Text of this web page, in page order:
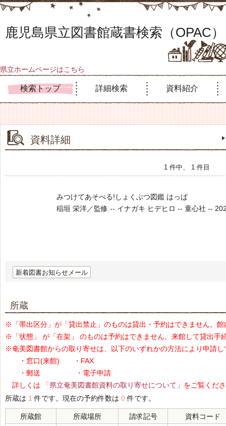
鹿児島県立図書館蔵書検索（OPAC）
県立ホームページはこちら
検索トップ 詳細検索 資料紹介
資料詳細
1 件中、 1 件目
みつけてあそべる!しょくぶつ図鑑 はっぱ
稲垣 栄洋／監修 -- イナガキ ヒデヒロ -- 童心社 --
新着図書お知らせメール
所蔵
※「帯出区分」が「貸出禁止」のものは貸出・予約はできません。
※「状態」 が「在架」 のものは予約はできません。来館して貸出手
※奄美図書館からの取り寄せは、以下のいずれかの方法により申請し
・窓口(来館) ・FAX
・郵送 ・電子申請
詳しくは
「県立奄美図書館資料の取り寄せについて」 をご覧くだ
所蔵は 1 件です。現在の予約件数は 0件です。
所蔵館 所蔵場所 請求記号
資料コード